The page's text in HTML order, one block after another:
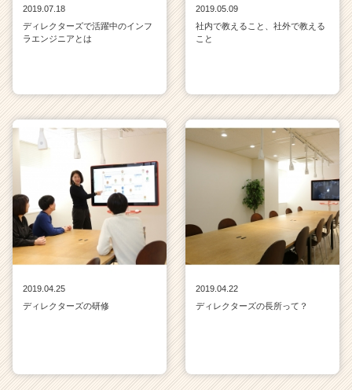
2019.07.18
ディレクターズで活躍中のインフ
ラエンジニアとは
2019.05.09
社内で教えること、社外で教える
こと
2019.04.25
ディレクターズの研修
2019.04.22
ディレクターズの長所って？